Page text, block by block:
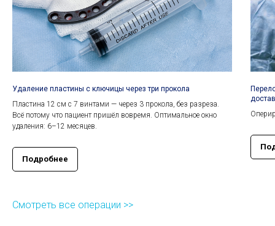
Удаление пластины с ключицы через три прокола
Пластина 12 см с 7 винтами — через 3 прокола, без разреза.
Всё потому что пациент пришёл вовремя. Оптимальное окно
удаления: 6–12 месяцев.
Подробнее
Смотреть все операции >>